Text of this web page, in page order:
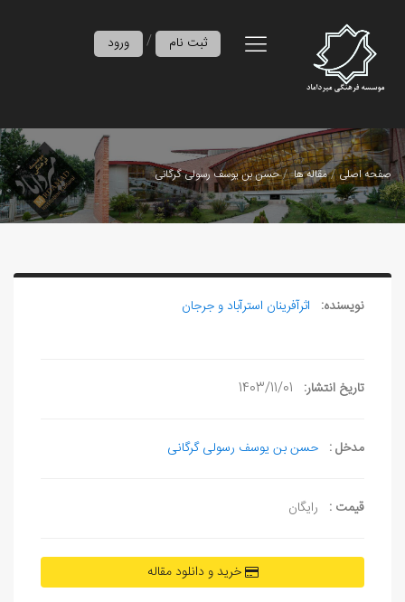
ورود / ثبت نام
صفحه اصلی مقاله ها حسن بن يوسف رسولی گرگانی
نویسنده: اثرآفرينان استرآباد و جرجان
تاریخ انتشار: 1403/11/01
مدخل : حسن بن یوسف رسولی گرگانی
قیمت : رایگان
خرید و دانلود مقاله